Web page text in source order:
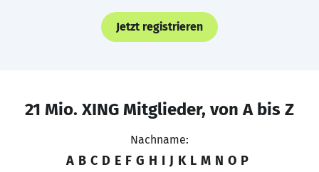
Jetzt registrieren
21 Mio. XING Mitglieder, von A bis Z
Nachname:
A B C D E F G H I J K L M N O P